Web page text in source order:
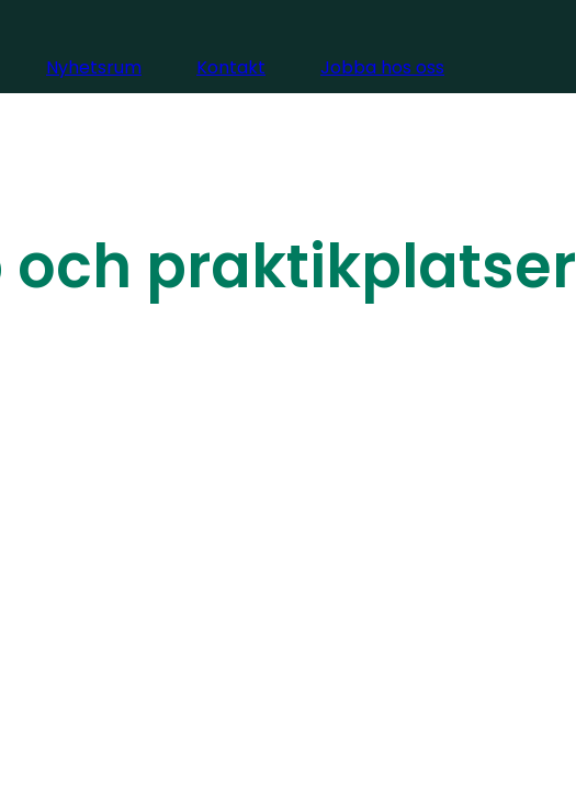
Nyhetsrum Kontakt Jobba hos oss
och praktikplatser